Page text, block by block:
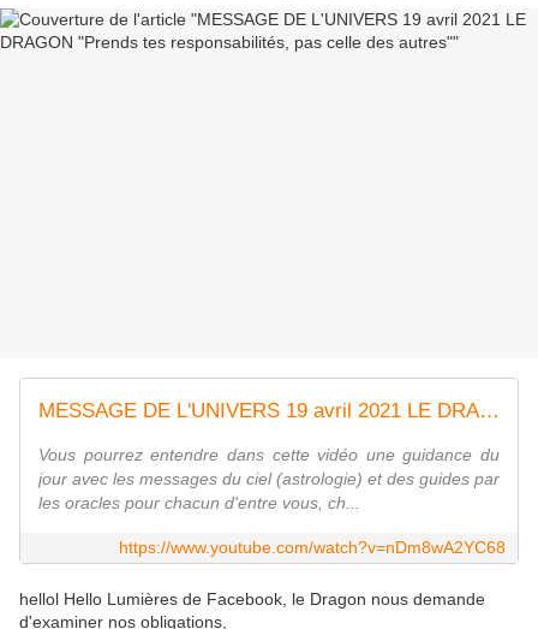
MESSAGE DE L'UNIVERS 19 avril 2021 LE DRAGON "Prends tes responsabilités, pas celle des autres"
Vous pourrez entendre dans cette vidéo une guidance du
jour avec les messages du ciel (astrologie) et des guides par
les oracles pour chacun d'entre vous, ch...
https://www.youtube.com/watch?v=nDm8wA2YC68
hellol Hello Lumières de Facebook, le Dragon nous demande
d'examiner nos obligations,